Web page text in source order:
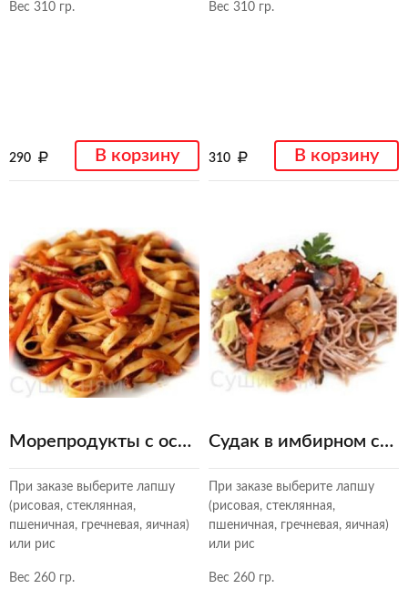
Вес 310 гр.
290 В корзину
Вес 310 гр.
310 В корзину
Морепродукты с острым чили
При заказе выберите лапшу
(рисовая, стеклянная,
пшеничная, гречневая, яичная)
или рис
Вес 260 гр.
Судак в имбирном соусе
При заказе выберите лапшу
(рисовая, стеклянная,
пшеничная, гречневая, яичная)
или рис
Вес 260 гр.